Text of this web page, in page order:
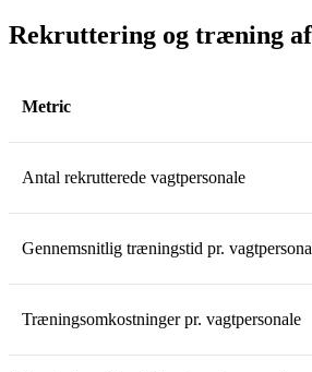
Rekruttering og træning af
Metric
Antal rekrutterede vagtpersonale
Gennemsnitlig træningstid pr.
Træningsomkostninger pr. vagtpersonale